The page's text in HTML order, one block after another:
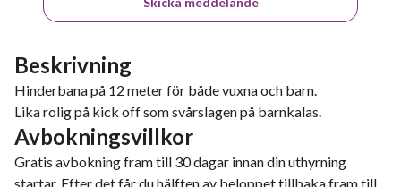
Beskrivning
Hinderbana på 12 meter för både vuxna och barn.
Lika rolig på kick off som svårslagen på barnkalas.
Avbokningsvillkor
Gratis avbokning fram till 30 dagar innan din uthyrning
startar. Efter det får du hälften av beloppet tillbaka fram till